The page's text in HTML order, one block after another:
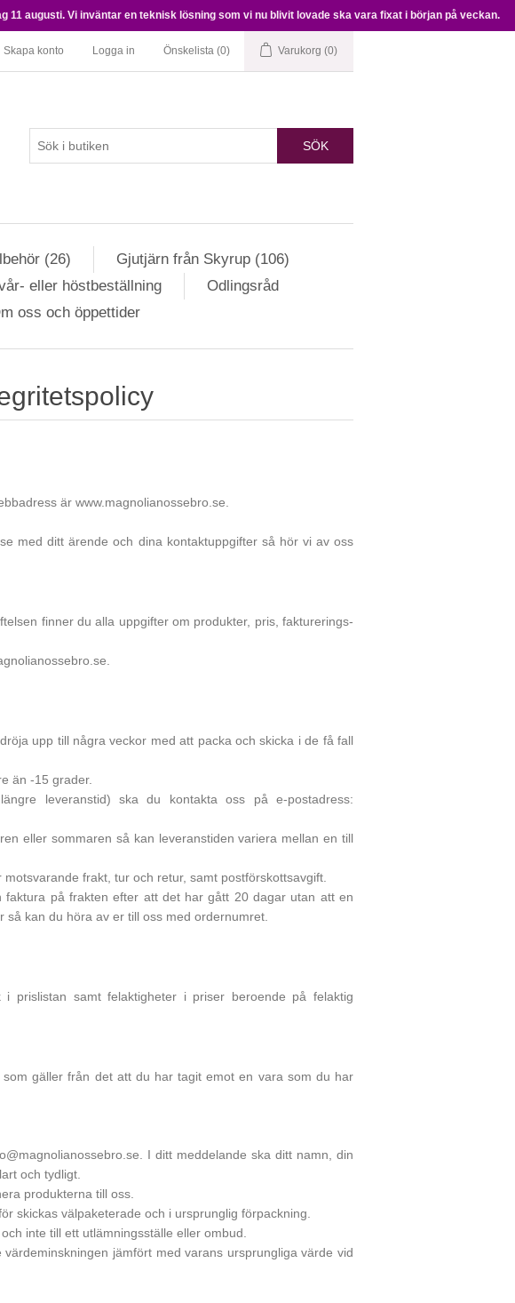
augusti. Vi inväntar en teknisk lösning som vi nu blivit lovade ska vara fixat i början på veckan.
Skapa konto Logga in Önskelista (0) Varukorg (0)
SÖK
(26)
Gjutjärn från Skyrup (106)
eller höstbeställning
Odlingsråd
oss och öppettider
är www.magnolianossebro.se.
med ditt ärende och dina kontaktuppgifter så hör vi av oss
finner du alla uppgifter om produkter, pris, fakturerings-
upp till några veckor med att packa och skicka i de få fall
än -15 grader.
leveranstid) ska du kontakta oss på e-postadress:
eller sommaren så kan leveranstiden variera mellan en till
frakt, tur och retur, samt postförskottsavgift.
på frakten efter att det har gått 20 dagar utan att en
kan du höra av er till oss med ordernumret.
prislistan samt felaktigheter i priser beroende på felaktig
gäller från det att du har tagit emot en vara som du har
. I ditt meddelande ska ditt namn, din
och tydligt.
produkterna till oss.
skickas välpaketerade och i ursprunglig förpackning.
inte till ett utlämningsställe eller ombud.
jämfört med varans ursprungliga värde vid